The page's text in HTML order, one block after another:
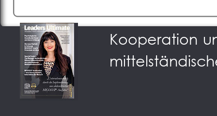
Podium der
Kooperation